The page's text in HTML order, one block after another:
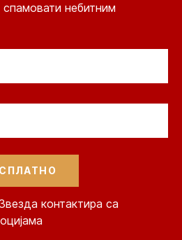
небитним
контактира са